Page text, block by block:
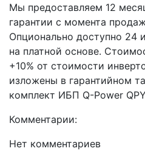
Мы предоставляем 12
гарантии с момента
Опционально доступно 24
на платной основе.
+10% от стоимости
изложены в гарантийном
комплект ИБП Q-Power
Комментарии:
Нет комментариев